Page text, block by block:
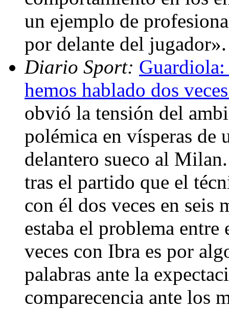
un ejemplo de
por delante del
Diario Sport:
hemos hablado dos
obvió la tensión del
polémica en vísperas de
delantero sueco al
tras el partido que el
con él dos veces en seis
estaba el problema
veces con Ibra es por
palabras ante la
comparecencia ante los